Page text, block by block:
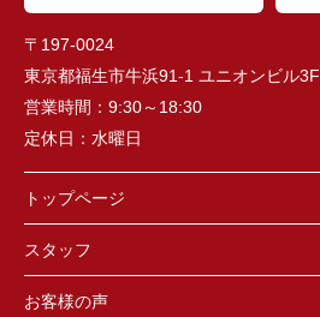
〒197-0024
東京都福生市牛浜91-1 ユニオンビル3F
営業時間： 9:30～18:30
定休日： 水曜日
トップページ
スタッフ
お客様の声